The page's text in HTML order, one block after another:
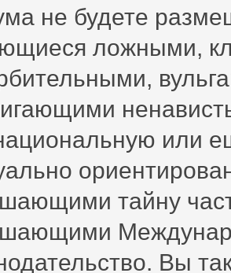
не будете
ложными,
или
тайну
Вы